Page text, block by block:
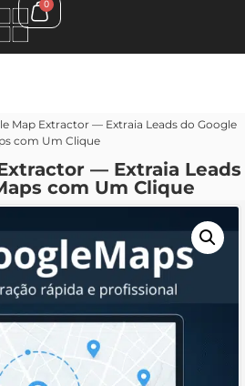
0
Map Extractor — Extraia Leads do Google
com Um Clique
— Extraia Leads
com Um Clique